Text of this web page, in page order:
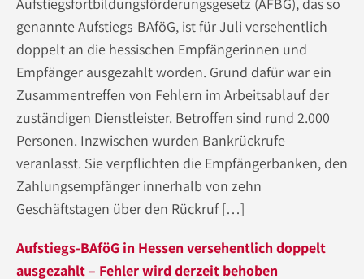
Aufstiegsfortbildungsförderungsgesetz (AFBG), das so
genannte Aufstiegs-BAföG, ist für Juli versehentlich
doppelt an die hessischen Empfängerinnen und
Empfänger ausgezahlt worden. Grund dafür war ein
Zusammentreffen von Fehlern im Arbeitsablauf der
zuständigen Dienstleister. Betroffen sind rund 2.000
Personen. Inzwischen wurden Bankrückrufe
veranlasst. Sie verpflichten die Empfängerbanken, den
Zahlungsempfänger innerhalb von zehn
Geschäftstagen über den Rückruf […]
Aufstiegs-BAföG in Hessen versehentlich doppelt
ausgezahlt – Fehler wird derzeit behoben